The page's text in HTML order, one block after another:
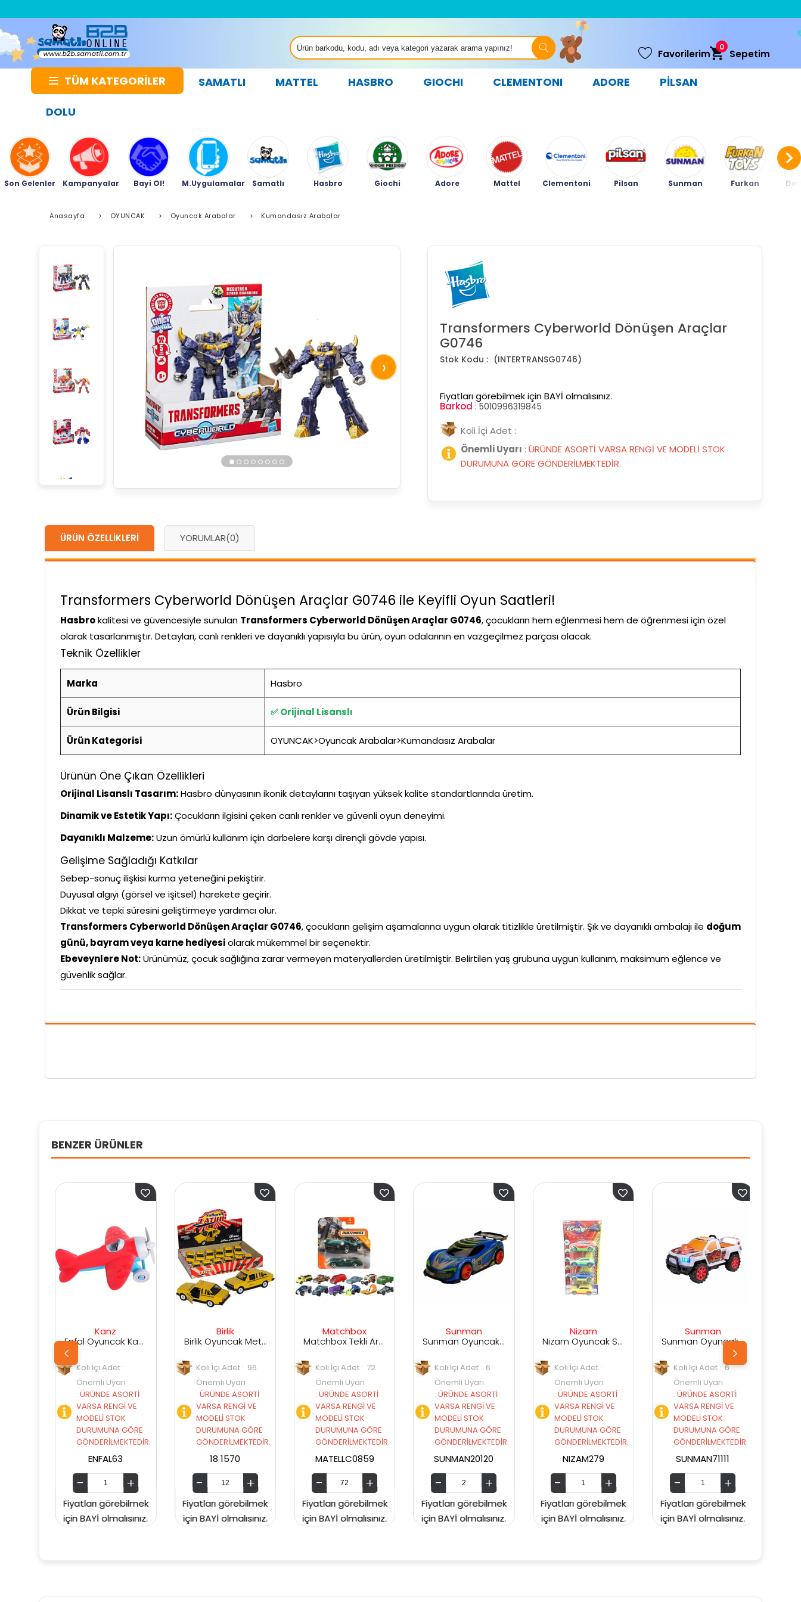
Sepetim
0
TÜM KATEGORİLER SAMATLI MATTEL HASBRO GIOCHI CLEMENTONI ADORE
PİLSAN
DOLU
Favorilerim
Son Gelenler Kampanyalar Bayi Ol! M.Uygulamalar Samatlı Hasbro Giochi Adore Mattel Clementoni Pilsan Sunman Furkan
Anasayfa > OYUNCAK > Oyuncak Arabalar > Kumandasız Arabalar
›
Transformers Cyberworld Dönüşen Araçlar
G0746
(INTERTRANSG0746)
Fiyatları görebilmek için BAYİ olmalısınız.
Barkod : 5010996319845
Koli İçi Adet :
Önemli Uyarı : ÜRÜNDE ASORTİ VARSA RENGİ VE MODELİ STOK
DURUMUNA GÖRE GÖNDERİLMEKTEDİR.
ÜRÜN ÖZELLIKLERI YORUMLAR(0)
Transformers Cyberworld Dönüşen Araçlar G0746 ile Keyifli Oyun Saatleri!
Hasbrokalitesi ve güvencesiyle sunulan Transformers Cyberworld Dönüşen Araçlar G0746, çocukların hem eğlenmesi hem de öğrenmesi için özel
olarak tasarlanmıştır. Detayları, canlı renkleri ve dayanıklı yapısıyla bu ürün, oyun odalarının en vazgeçilmez parçası olacak.
Teknik Özellikler
Marka Hasbro
Ürün Bilgisi ✅ Orijinal Lisanslı
Ürün Kategorisi OYUNCAK>Oyuncak Arabalar>Kumandasız Arabalar
Ürünün Öne Çıkan Özellikleri
Orijinal Lisanslı Tasarım:Hasbro dünyasının ikonik detaylarını taşıyan yüksek kalite standartlarında üretim.
Dinamik ve Estetik Yapı:Çocukların ilgisini çeken canlı renkler ve güvenli oyun deneyimi.
Dayanıklı Malzeme:Uzun ömürlü kullanım için darbelere karşı dirençli gövde yapısı.
Gelişime Sağladığı Katkılar
Sebep-sonuç ilişkisi kurma yeteneğini pekiştirir.
Duyusal algıyı (görsel ve işitsel) harekete geçirir.
Dikkat ve tepki süresini geliştirmeye yardımcı olur.
Transformers Cyberworld Dönüşen Araçlar G0746, çocukların gelişim aşamalarına uygun olarak titizlikle üretilmiştir. Şık ve dayanıklı ambalajı ile doğum
günü, bayram veya karne hediyesiolarak mükemmel bir seçenektir.
Ebeveynlere Not:Ürünümüz, çocuk sağlığına zarar vermeyen materyallerden üretilmiştir. Belirtilen yaş grubuna uygun kullanım, maksimum eğlence ve
güvenlik sağlar.
BENZER ÜRÜNLER
Enfal Oyuncak Kanz Pırpır Uçak
Koli İçi Adet :
Önemli Uyarı
ÜRÜNDE ASORTİ
VARSA RENGİ VE
MODELİ STOK
DURUMUNA GÖRE
GÖNDERİLMEKTEDİR.
Fiyatları görebilmek
için BAYİ olmalısınız.
Birlik Oyuncak Metal Çek Bırak Taksi 1570
Koli İçi Adet : 96
Önemli Uyarı
ÜRÜNDE ASORTİ
VARSA RENGİ VE
MODELİ STOK
DURUMUNA GÖRE
GÖNDERİLMEKTEDİR.
Fiyatları görebilmek
için BAYİ olmalısınız.
Matchbox
Matchbox Tekli Arabalar C0859
Koli İçi Adet : 72
Önemli Uyarı
ÜRÜNDE ASORTİ
VARSA RENGİ VE
MODELİ STOK
DURUMUNA GÖRE
GÖNDERİLMEKTEDİR.
MATELLC0859
Fiyatları görebilmek
için BAYİ olmalısınız.
Sunman Oyuncak Road Rippers Sesli Ve Işıklı Speed Swipe Araba 27 cm
Koli İçi Adet : 6
Önemli Uyarı
ÜRÜNDE ASORTİ
VARSA RENGİ VE
MODELİ STOK
DURUMUNA GÖRE
GÖNDERİLMEKTEDİR.
SUNMAN20120
Fiyatları görebilmek
için BAYİ olmalısınız.
Nizam Oyuncak Spor Araba 4 lü
Koli İçi Adet :
Önemli Uyarı
ÜRÜNDE ASORTİ
VARSA RENGİ VE
MODELİ STOK
DURUMUNA GÖRE
GÖNDERİLMEKTEDİR.
NIZAM279
Fiyatları görebilmek
için BAYİ olmalısınız.
Sunman Oyuncak Teamsterz Street Moverz Sesli ve Işıklı Motorize Kamyonet
Koli İçi Adet : 6
Önemli Uyarı
ÜRÜNDE ASORTİ
VARSA RENGİ VE
MODELİ STOK
DURUMUNA GÖRE
GÖNDERİLMEKTEDİR.
SUNMAN71111
Fiyatları görebilmek
için BAYİ olmalısınız.
Fiyatları
için BAYİ